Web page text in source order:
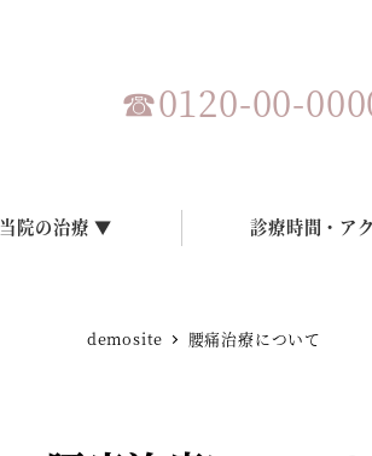
☎0120-00-
当院の治療 ▼ 診療時間・ア
demosite 腰痛治療について